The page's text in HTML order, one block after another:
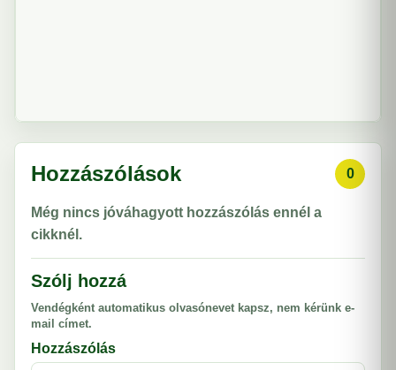
Hozzászólások 0
Még nincs jóváhagyott hozzászólás ennél a
cikknél.
Szólj hozzá
Vendégként automatikus olvasónevet kapsz, nem kérünk e-
mail címet.
Hozzászólás